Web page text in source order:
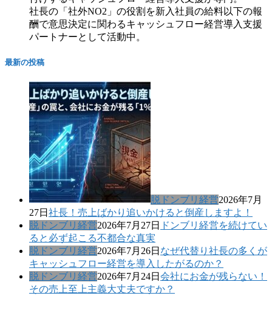
社長の「社外NO2」の役割を新入社員の給料以下の報
酬で意思決定に関わるキャッシュフロー経営導入支援
パートナーとして活動中。
最新の投稿
脱ドンブリ経営2026年7月
27日 社長！売上ばかり追いかけると倒産しますよ！
脱ドンブリ経営2026年7月27日 ドンブリ経営を続けてい
ると必ず起こる不都合な真実
脱ドンブリ経営2026年7月26日 なぜ代替り社長の多くが
キャッシュフロー経営を導入したがるのか？
脱ドンブリ経営2026年7月24日 会社にお金が残らない！
その売上至上主義大丈夫ですか？